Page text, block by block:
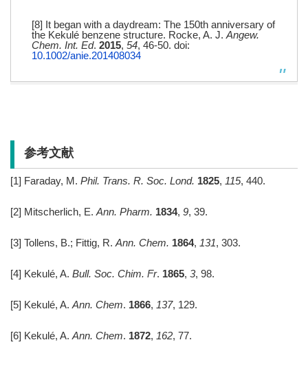
[8] It began with a daydream: The 150th anniversary of
the Kekulé benzene structure. Rocke, A. J. Angew.
Chem. Int. Ed. 2015, 54, 46-50. doi:
10.1002/anie.201408034
参考文献
[1] Faraday, M. Phil. Trans. R. Soc. Lond. 1825, 115, 440.
[2] Mitscherlich, E. Ann. Pharm. 1834, 9, 39.
[3] Tollens, B.; Fittig, R. Ann. Chem. 1864, 131, 303.
[4] Kekulé, A. Bull. Soc. Chim. Fr. 1865, 3, 98.
[5] Kekulé, A. Ann. Chem. 1866, 137, 129.
[6] Kekulé, A. Ann. Chem. 1872, 162, 77.